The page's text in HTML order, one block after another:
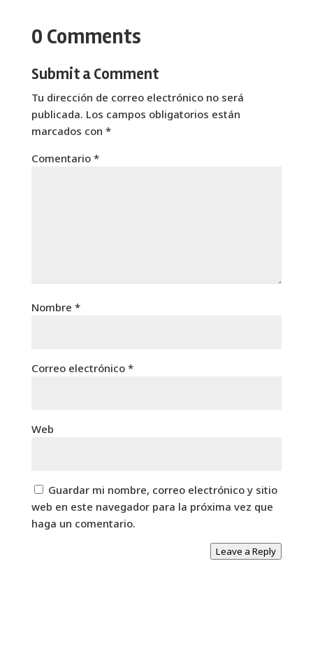
0 Comments
Submit a Comment
Tu dirección de correo electrónico no será
publicada. Los campos obligatorios están
marcados con *
Comentario *
Nombre *
Correo electrónico *
Web
Guardar mi nombre, correo electrónico y sitio
web en este navegador para la próxima vez que
haga un comentario.
Leave a Reply